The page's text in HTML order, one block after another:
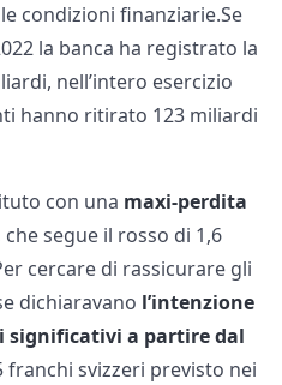
condizioni finanziarie.Se
la banca ha registrato la
nell’intero esercizio
hanno ritirato 123 miliardi
con una maxi-perdita
che segue il rosso di 1,6
cercare di rassicurare gli
dichiaravano l’intenzione
significativi a partire dal
franchi svizzeri previsto nei